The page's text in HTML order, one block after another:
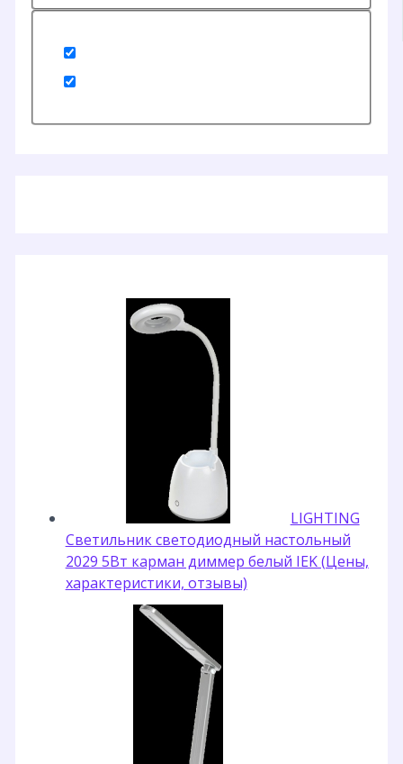
LIGHTING
Светильник светодиодный настольный
2029 5Вт карман диммер белый IEK (Цены,
характеристики, отзывы)